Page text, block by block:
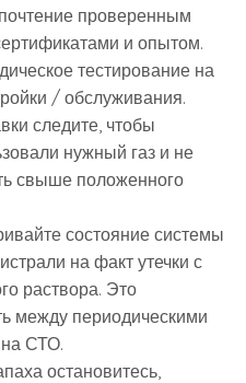
проверенным
и опытом.
тестирование на
/ обслуживания.
следите, чтобы
нужный газ и не
свыше положенного
состояние системы
на факт утечки с
раствора. Это
между периодическими
СТО.
остановитесь,